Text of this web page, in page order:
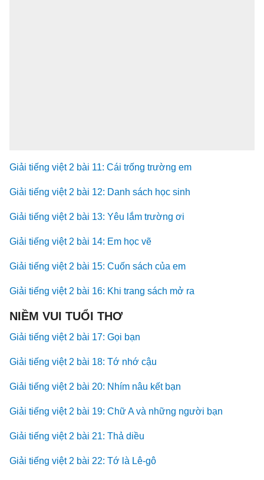
Giải tiếng việt 2 bài 11: Cái trống trường em
Giải tiếng việt 2 bài 12: Danh sách học sinh
Giải tiếng việt 2 bài 13: Yêu lắm trường ơi
Giải tiếng việt 2 bài 14: Em học vẽ
Giải tiếng việt 2 bài 15: Cuốn sách của em
Giải tiếng việt 2 bài 16: Khi trang sách mở ra
NIỀM VUI TUỔI THƠ
Giải tiếng việt 2 bài 17: Gọi bạn
Giải tiếng việt 2 bài 18: Tớ nhớ cậu
Giải tiếng việt 2 bài 20: Nhím nâu kết bạn
Giải tiếng việt 2 bài 19: Chữ A và những người bạn
Giải tiếng việt 2 bài 21: Thả diều
Giải tiếng việt 2 bài 22: Tớ là Lê-gô